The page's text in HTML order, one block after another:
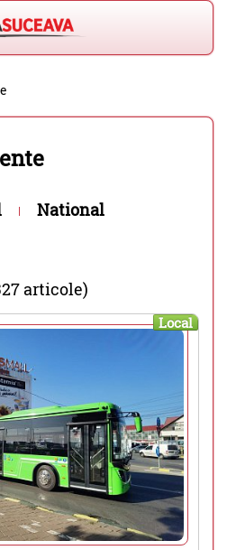
National
articole)
Local